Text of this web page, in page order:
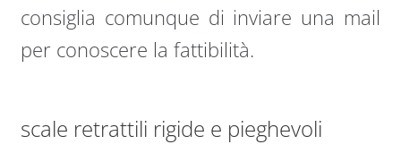
consiglia comunque di inviare una mail
per conoscere la fattibilità.
scale retrattili rigide e pieghevoli